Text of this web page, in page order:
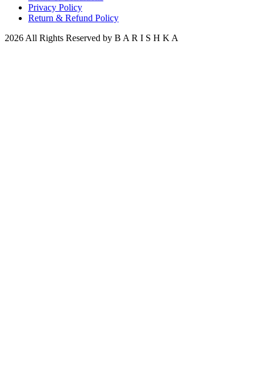
Privacy Policy
Return & Refund Policy
2026 All Rights Reserved by B A R I S H K A